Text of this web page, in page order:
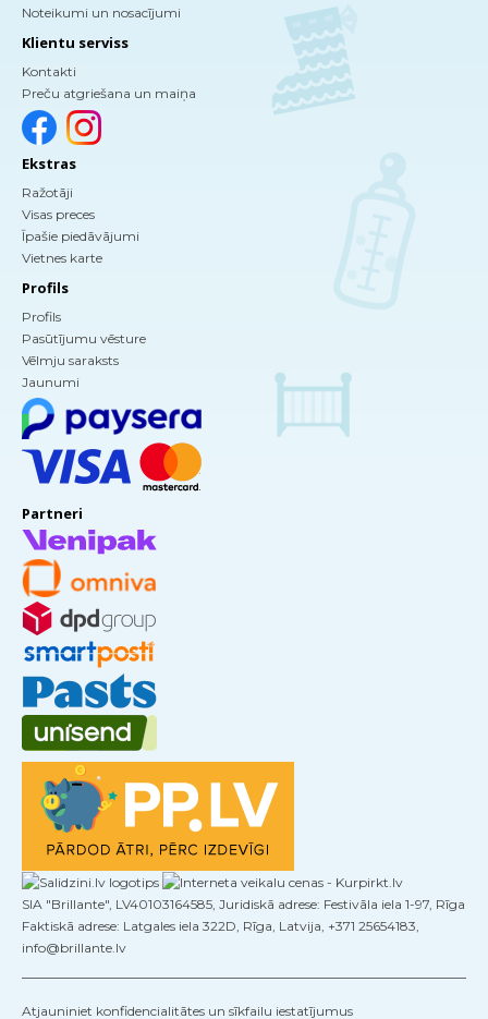
Noteikumi un nosacījumi
Klientu serviss
Kontakti
Preču atgriešana un maiņa
Ekstras
Ražotāji
Visas preces
Īpašie piedāvājumi
Vietnes karte
Profils
Profils
Pasūtījumu vēsture
Vēlmju saraksts
Jaunumi
Partneri
SIA "Brillante", LV40103164585, Juridiskā adrese: Festivāla iela 1-97, Rīga
Faktiskā adrese: Latgales iela 322D, Rīga, Latvija, +371 25654183,
info@brillante.lv
Atjauniniet konfidencialitātes un sīkfailu iestatījumus